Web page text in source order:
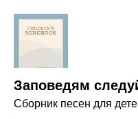
Заповедям
Сборник песен для